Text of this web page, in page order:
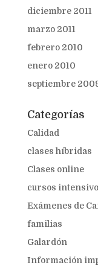
diciembre 2011
marzo 2011
febrero 2010
enero 2010
septiembre
Categorías
Calidad
clases híbridas
Clases online
cursos
Exámenes de
familias
Galardón
Información